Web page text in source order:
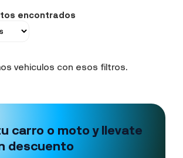
encontrados
vehiculos con esos filtros.
carro o moto y llevate
descuento